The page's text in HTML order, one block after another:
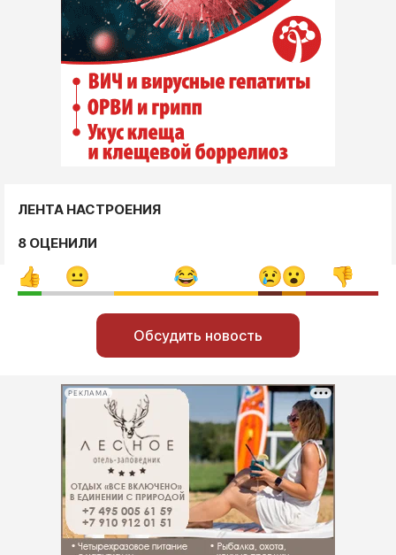
ЛЕНТА НАСТРОЕНИЯ
8 ОЦЕНИЛИ
Обсудить новость
РЕКЛАМА